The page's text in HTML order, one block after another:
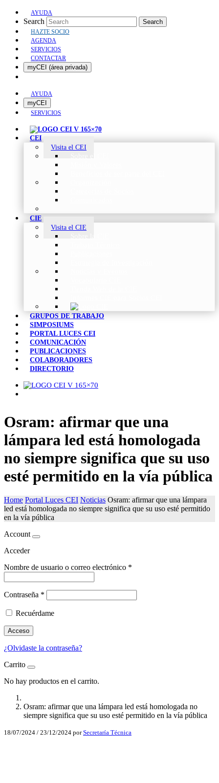
AYUDA
Search Search
HAZTE SOCIO
AGENDA
SERVICIOS
CONTACTAR
myCEI (área privada)
AYUDA
myCEI
SERVICIOS
CEI
Visita el CEI
CIE
Visita el CIE
GRUPOS DE TRABAJO
SIMPOSIUMS
PORTAL LUCES CEI
COMUNICACIÓN
PUBLICACIONES
COLABORADORES
DIRECTORIO
Osram: afirmar que una
lámpara led está homologada
no siempre significa que su uso
esté permitido en la vía pública
Home Portal Luces CEI Noticias Osram: afirmar que una lámpara
led está homologada no siempre significa que su uso esté permitido
en la vía pública
Account
Acceder
Nombre de usuario o correo electrónico *
Contraseña *
Recuérdame
Acceso
¿Olvidaste la contraseña?
Carrito
No hay productos en el carrito.
Osram: afirmar que una lámpara led está homologada no
siempre significa que su uso esté permitido en la vía pública
18/07/2024 / 23/12/2024 porSecretaría Técnica